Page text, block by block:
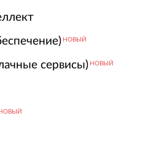
НОВЫЙ
сервисы) НОВЫЙ
НОВЫЙ